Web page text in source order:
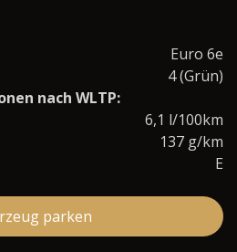
Euro 6e
4 (Grün)
nach WLTP:
6,1 l/100km
137 g/km
E
parken